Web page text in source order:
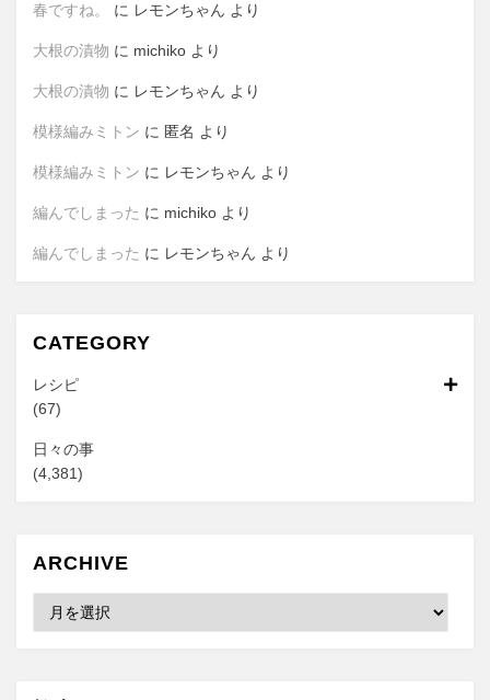
春ですね。 に レモンちゃん より
大根の漬物 に michiko より
大根の漬物 に レモンちゃん より
模様編みミトン に 匿名 より
模様編みミトン に レモンちゃん より
編んでしまった に michiko より
編んでしまった に レモンちゃん より
CATEGORY
レシピ
(67)
日々の事
(4,381)
ARCHIVE
Archive